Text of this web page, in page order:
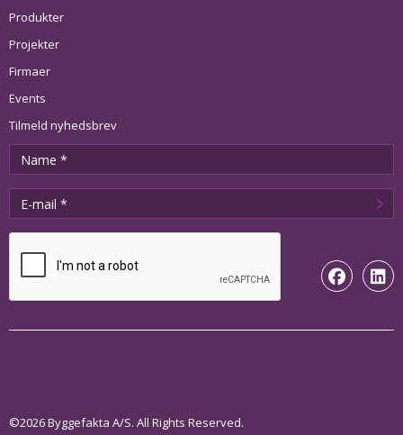
Produkter
Projekter
Firmaer
Events
Tilmeld nyhedsbrev
©2026 Byggefakta A/S. All Rights Reserved.